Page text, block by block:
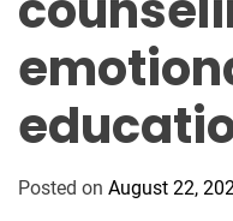
Posted on August 22,